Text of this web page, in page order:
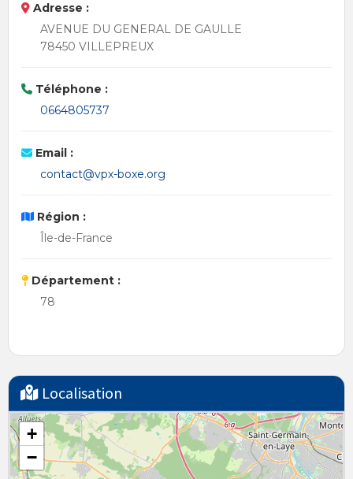
Adresse :
AVENUE DU GENERAL DE GAULLE
78450 VILLEPREUX
Téléphone :
0664805737
Email :
contact@vpx-boxe.org
Région :
Île-de-France
Département :
78
Localisation
+
−